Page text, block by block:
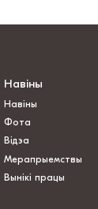
Навіны
Навіны
Фота
Відэа
Мерапрыемствы
Вынікі працы